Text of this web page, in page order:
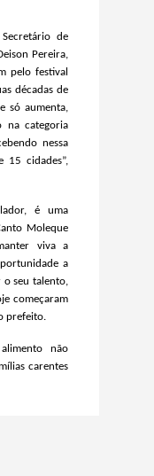
de
Pereira,
pelo festival
décadas de
só aumenta,
na categoria
nessa
15 cidades”,
é uma
Moleque
viva a
a
o seu talento,
começaram
prefeito.
não
carentes